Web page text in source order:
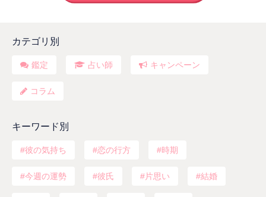
カテゴリ別
鑑定 占い師 キャンペーン
コラム
キーワード別
彼の気持ち 恋の行方 時期
今週の運勢 彼氏 片思い 結婚